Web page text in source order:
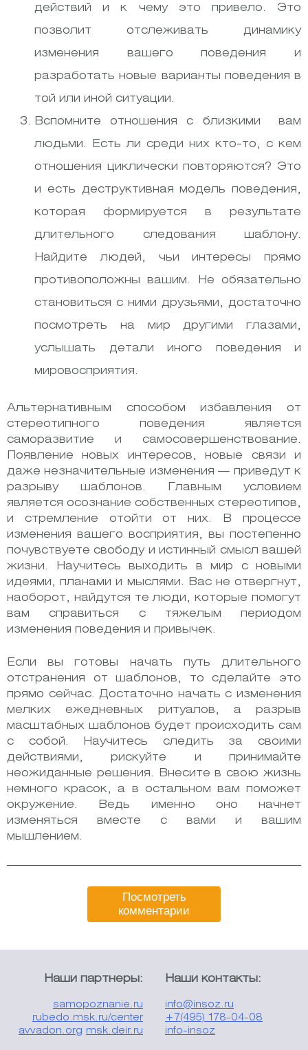
действий и к чему это привело. Это
позволит отслеживать динамику
изменения вашего поведения и
разработать новые варианты поведения в
той или иной ситуации.
Вспомните отношения с близкими вам
людьми. Есть ли среди них кто-то, с кем
отношения циклически повторяются? Это
и есть деструктивная модель поведения,
которая формируется в результате
длительного следования шаблону.
Найдите людей, чьи интересы прямо
противоположны вашим. Не обязательно
становиться с ними друзьями, достаточно
посмотреть на мир другими глазами,
услышать детали иного поведения и
мировосприятия.
Альтернативным способом избавления от
стереотипного поведения является
саморазвитие и самосовершенствование.
Появление новых интересов, новые связи и
даже незначительные изменения — приведут к
разрыву шаблонов. Главным условием
является осознание собственных стереотипов,
и стремление отойти от них. В процессе
изменения вашего восприятия, вы постепенно
почувствуете свободу и истинный смысл вашей
жизни. Научитесь выходить в мир с новыми
идеями, планами и мыслями. Вас не отвергнут,
наоборот, найдутся те люди, которые помогут
вам справиться с тяжелым периодом
изменения поведения и привычек.
Если вы готовы начать путь длительного
отстранения от шаблонов, то сделайте это
прямо сейчас. Достаточно начать с изменения
мелких ежедневных ритуалов, а разрыв
масштабных шаблонов будет происходить сам
с собой. Научитесь следить за своими
действиями, рискуйте и принимайте
неожиданные решения. Внесите в свою жизнь
немного красок, а в остальном вам поможет
окружение. Ведь именно оно начнет
изменяться вместе с вами и вашим
мышлением.
Посмотреть
комментарии
Наши партнеры:
samopoznanie.ru
rubedo.msk.ru/center
avvadon.org msk.deir.ru
Наши контакты:
info@insoz.ru
+7(495) 178-04-08
info-insoz